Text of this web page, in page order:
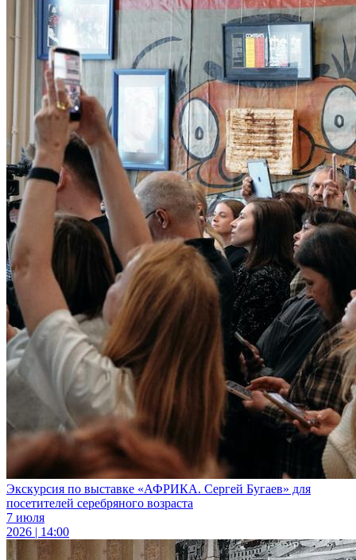
Экскурсия по выставке «АФРИКА. Сергей Бугаев» для
посетителей серебряного возраста
7 июля
2026 | 14:00